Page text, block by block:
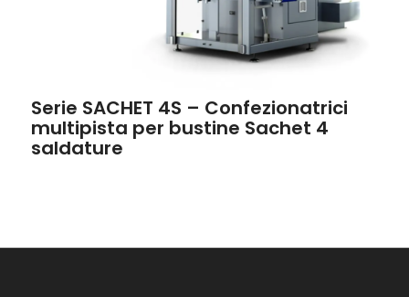
Serie SACHET 4S – Confezionatrici
multipista per bustine Sachet 4
saldature